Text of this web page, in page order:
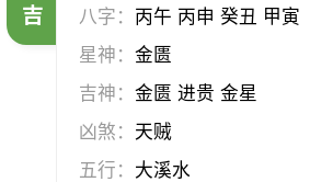
除服 移柩
吉
八字： 丙午 丙申 癸丑 甲寅
星神：金匮
吉神：金匮 进贵 金星
凶煞： 天贼
五行： 大溪水